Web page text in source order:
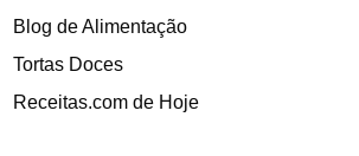
Blog de Alimentação
Tortas Doces
Receitas.com de Hoje